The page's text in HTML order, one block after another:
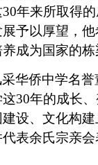
30年来所取得
予以厚望，
成为国家的
华侨中学名
这30年的成长
设、文化构
表余氏宗亲